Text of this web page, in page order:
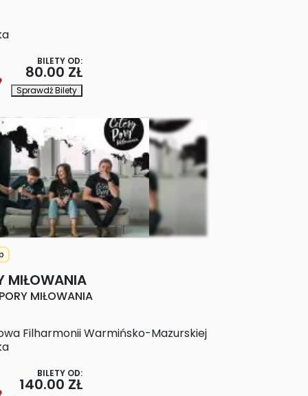
BILETY OD:
80.00 ZŁ
Sprawdź Bilety
MIŁOWANIA
MIŁOWANIA
Filharmonii Warmińsko-Mazurskiej
BILETY OD:
140.00 ZŁ